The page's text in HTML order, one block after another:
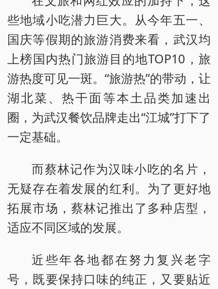
些地域小吃潜力巨大。从今年五一、
国庆等假期的旅游消费来看，武汉均
上榜国内热门旅游目的地TOP10，旅
游热度可见一斑。“旅游热”的带动，让
湖北菜、热干面等本土品类加速出
圈，为武汉餐饮品牌走出“江城”打下了
一定基础。
而蔡林记作为汉味小吃的名片，
无疑存在着发展的红利。为了更好地
拓展市场，蔡林记推出了多种店型，
适应不同区域的发展。
近些年各地都在努力复兴老字
号，既要保持口味的纯正，又要贴近